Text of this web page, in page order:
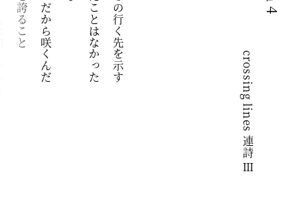
crossing lines 連詩 Ⅲ